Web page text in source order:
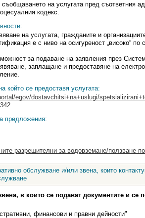
съобщаването на услугата пред съответния
кодекс.
на услугата, гражданите и
е с ниво на осигуреност „високо“
за подаване на заявления през
заплащане и предоставяне на
който се предоставя услугата:
egov/dostavchitsi+na+uslugi/
предложения:
разрешителни за водовземане/ползване-
обслужване и/или звена, които
в които се подават документите и се
финансови и правни дейности"